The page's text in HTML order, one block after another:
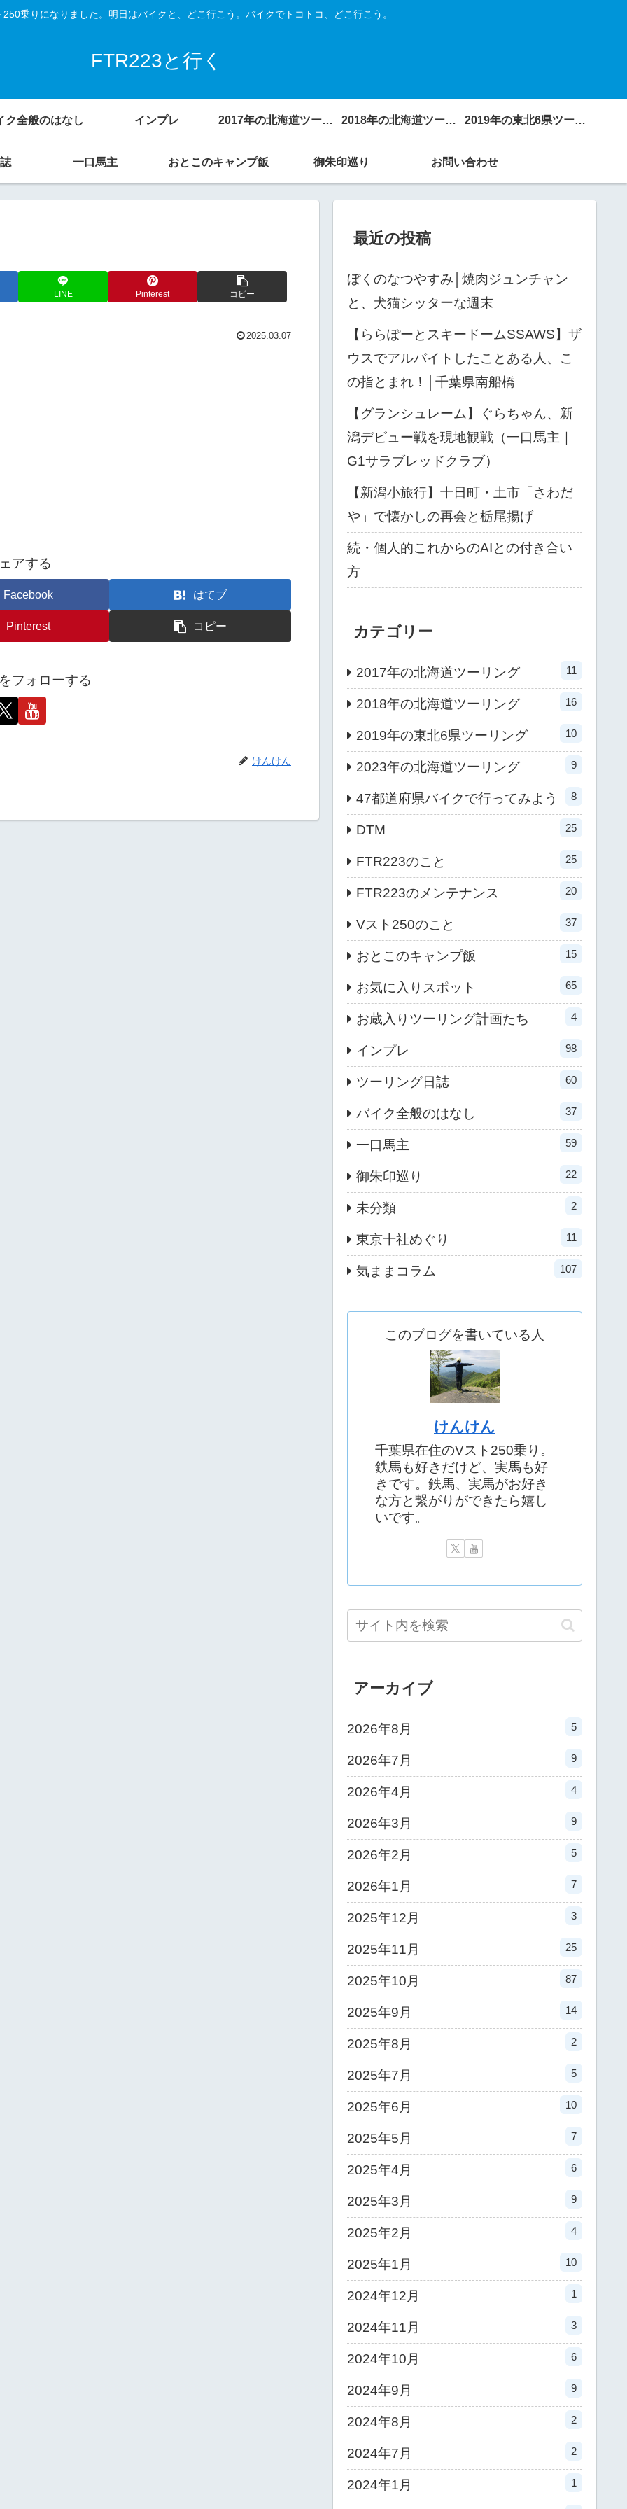
乗りになりました。明日はバイクと、どこ行こう。バイクでトコトコ、どこ行こう。
FTR223と行く
ク全般のはなし インプレ 2017年の北海道ツーリング 2018年の北海道ツーリング 2019年の東北6県ツーリング
一口馬主 おとこのキャンプ飯 御朱印巡り お問い合わせ
LINE Pinterest コピー
2025.03.07
アする
Facebook はてブ
Pinterest コピー
フォローする
けんけん
最近の投稿
ぼくのなつやすみ│焼肉ジュンチャン
と、犬猫シッターな週末
【ららぽーとスキードームSSAWS】ザ
ウスでアルバイトしたことある人、こ
の指とまれ！│千葉県南船橋
【グランシュレーム】ぐらちゃん、新
潟デビュー戦を現地観戦（一口馬主｜
G1サラブレッドクラブ）
【新潟小旅行】十日町・土市「さわだ
や」で懐かしの再会と栃尾揚げ
続・個人的これからのAIとの付き合い
方
カテゴリー
2017年の北海道ツーリング 11
2018年の北海道ツーリング 16
2019年の東北6県ツーリング 10
2023年の北海道ツーリング 9
47都道府県バイクで行ってみよう 8
DTM 25
FTR223のこと 25
FTR223のメンテナンス 20
Vスト250のこと 37
おとこのキャンプ飯 15
お気に入りスポット 65
お蔵入りツーリング計画たち 4
インプレ 98
ツーリング日誌 60
バイク全般のはなし 37
一口馬主 59
御朱印巡り 22
未分類 2
東京十社めぐり 11
気ままコラム 107
このブログを書いている人
けんけん
千葉県在住のVスト250乗り。
鉄馬も好きだけど、実馬も好
きです。鉄馬、実馬がお好き
な方と繋がりができたら嬉し
いです。
アーカイブ
2026年8月 5
2026年7月 9
2026年4月 4
2026年3月 9
2026年2月 5
2026年1月 7
2025年12月 3
2025年11月 25
2025年10月 87
2025年9月 14
2025年8月 2
2025年7月 5
2025年6月 10
2025年5月 7
2025年4月 6
2025年3月 9
2025年2月 4
2025年1月 10
2024年12月 1
2024年11月 3
2024年10月 6
2024年9月 9
2024年8月 2
2024年7月 2
2024年1月 1